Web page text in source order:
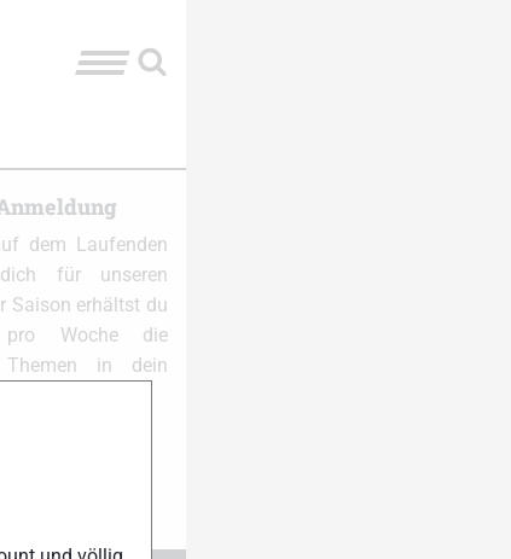
dem Laufenden
für unseren
Saison erhältst du
Woche die
in dein